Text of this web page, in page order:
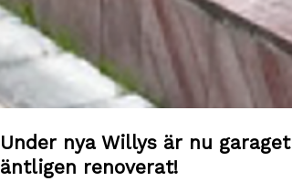
Under nya Willys är nu garaget
äntligen renoverat!